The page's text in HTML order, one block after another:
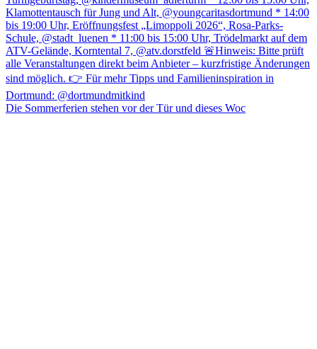
Die Sommerferien stehen vor der Tür und dieses Woc